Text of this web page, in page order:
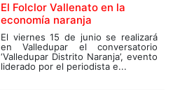
El Folclor Vallenato en la
economía naranja
El viernes 15 de junio se realizará
en Valledupar el conversatorio
‘Valledupar Distrito Naranja’, evento
liderado por el periodista e...